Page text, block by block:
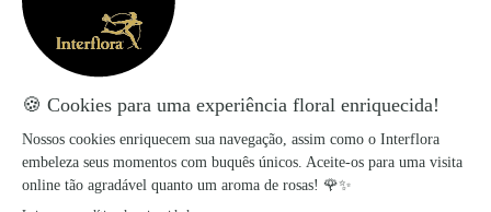
Na Praia do Forte Novo, a nascente, as arribas
de intensa cor ocre e o extenso areal dunar
contrastam com o verde dos pinhais. Quando a
maré baixa, surgem os vestígios do Forte Novo.
A paisagem da Praia do Almargem é
dominada por pinhal que envolve a foz da
ribeira do Almargem, habitat de aves
aquáticas. A Praia de Vale do Lobo é